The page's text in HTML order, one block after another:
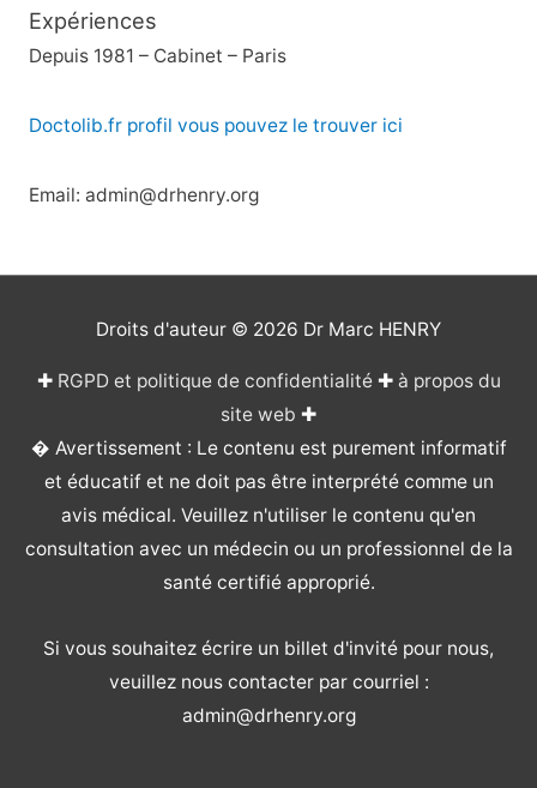
Expériences
Depuis 1981 – Cabinet – Paris
Doctolib.fr profil vous pouvez le trouver ici
Email: admin@drhenry.org
Droits d'auteur © 2026 Dr Marc HENRY
✚ RGPD et politique de confidentialité✚ à propos du
site web ✚
� Avertissement : Le contenu est purement informatif
et éducatif et ne doit pas être interprété comme un
avis médical. Veuillez n'utiliser le contenu qu'en
consultation avec un médecin ou un professionnel de la
santé certifié approprié.
Si vous souhaitez écrire un billet d'invité pour nous,
veuillez nous contacter par courriel :
admin@drhenry.org